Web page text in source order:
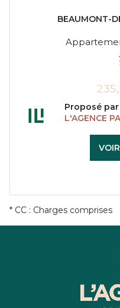
BEAUMONT-
Proposé par
L'AGENCE
* CC : Charges comprises